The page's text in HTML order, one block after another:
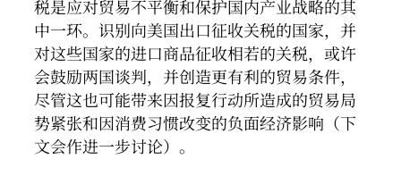
税是应对贸易不平衡和保护国内产业战略的其
中一环。识别向美国出口征收关税的国家，并
对这些国家的进口商品征收相若的关税，或许
会鼓励两国谈判，并创造更有利的贸易条件，
尽管这也可能带来因报复行动所造成的贸易局
势紧张和因消费习惯改变的负面经济影响（下
文会作进一步讨论）。